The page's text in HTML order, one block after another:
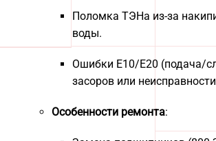
Поломка ТЭНа из-за
воды.
Ошибки E10/E20 (подача/
засоров или
Особенности ремонта: